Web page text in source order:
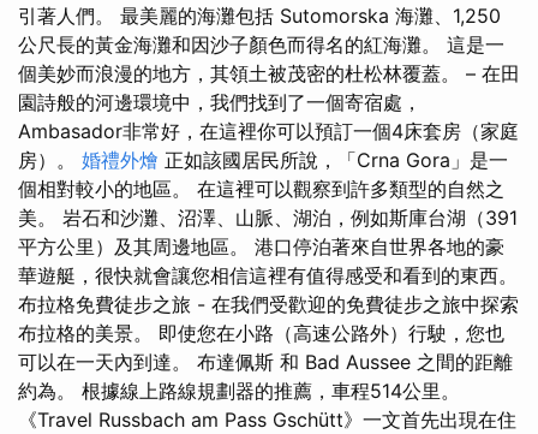
引著人們。 最美麗的海灘包括 Sutomorska 海灘、1,250
公尺長的黃金海灘和因沙子顏色而得名的紅海灘。 這是一
個美妙而浪漫的地方，其領土被茂密的杜松林覆蓋。 – 在田
園詩般的河邊環境中，我們找到了一個寄宿處，
Ambasador非常好，在這裡你可以預訂一個4床套房（家庭
房）。 婚禮外燴 正如該國居民所說，「Crna Gora」是一
個相對較小的地區。 在這裡可以觀察到許多類型的自然之
美。 岩石和沙灘、沼澤、山脈、湖泊，例如斯庫台湖（391
平方公里）及其周邊地區。 港口停泊著來自世界各地的豪
華遊艇，很快就會讓您相信這裡有值得感受和看到的東西。
布拉格免費徒步之旅 - 在我們受歡迎的免費徒步之旅中探索
布拉格的美景。 即使您在小路（高速公路外）行駛，您也
可以在一天內到達。 布達佩斯 和 Bad Aussee 之間的距離
約為。 根據線上路線規劃器的推薦，車程514公里。
《Travel Russbach am Pass Gschütt》一文首先出現在住